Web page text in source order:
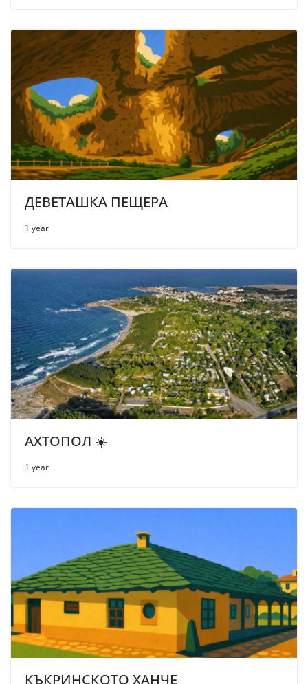
ДЕВЕТАШКА ПЕЩЕРА
1 year
АХТОПОЛ ☀️
1 year
КЪКРИНСКОТО ХАНЧЕ